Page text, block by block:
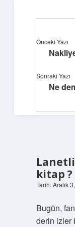
Keyifli
kitap ?
Tarih: Aralık
Bugün,
derin izler
Önceki Yazı
Sonraki Yazı
Ne